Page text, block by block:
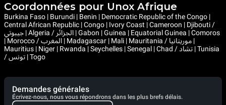
Coordonnées pour Unox Afrique
Burkina Faso | Burundi | Benin | Democratic Republic of the Congo |
Central African Republic | Congo | Ivory Coast | Cameroon | Djibouti /
جيبوتي | Algeria / الجزائر | Gabon | Guinea | Equatorial Guinea | Comoros
| Morocco / المغرب | Madagascar | Mali | Mauritania / موريتانيا |
Mauritius | Niger | Rwanda | Seychelles | Senegal | Chad / تشاد | Tunisia
/ تونس | Togo
Demandes générales
Écrivez-nous, nous vous répondrons dans les plus brefs délais.